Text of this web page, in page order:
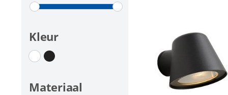
Kleur
Materiaal